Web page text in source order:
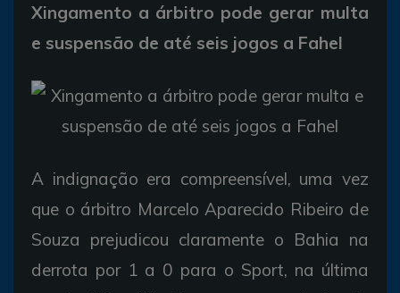
Xingamento a árbitro pode gerar multa
e suspensão de até seis jogos a Fahel
A indignação era compreensível, uma vez
que o árbitro Marcelo Aparecido Ribeiro de
Souza prejudicou claramente o Bahia na
derrota por 1 a 0 para o Sport, na última